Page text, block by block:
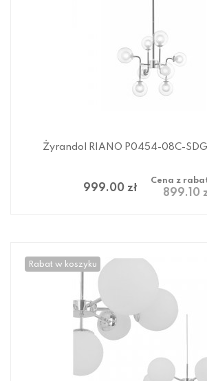
Żyrandol RIANO P0454-08C-
999.00 zł
Cena z
899.10
Rabat w koszyku